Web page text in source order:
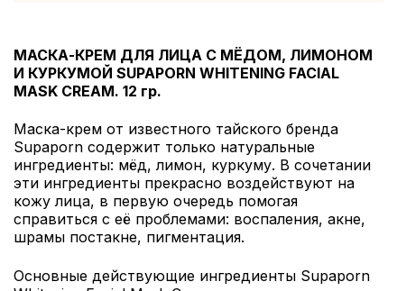
МАСКА-КРЕМ ДЛЯ ЛИЦА С МЁДОМ, ЛИМОНОМ
И КУРКУМОЙ SUPAPORN WHITENING FACIAL
MASK CREAM. 12 гр.
Маска-крем от известного тайского бренда
Supaporn содержит только натуральные
ингредиенты: мёд, лимон, куркуму. В сочетании
эти ингредиенты прекрасно воздействуют на
кожу лица, в первую очередь помогая
справиться с её проблемами: воспаления, акне,
шрамы постакне, пигментация.
Основные действующие ингредиенты Supaporn